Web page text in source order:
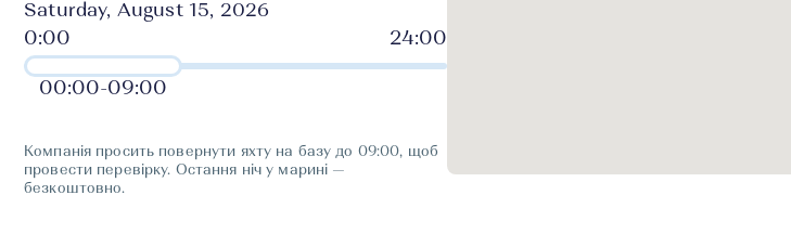
Saturday, August 15, 2026
00:00-09:00
Компанія просить повернути яхту на базу до 09:00, щоб
провести перевірку. Остання ніч у марині —
безкоштовно.